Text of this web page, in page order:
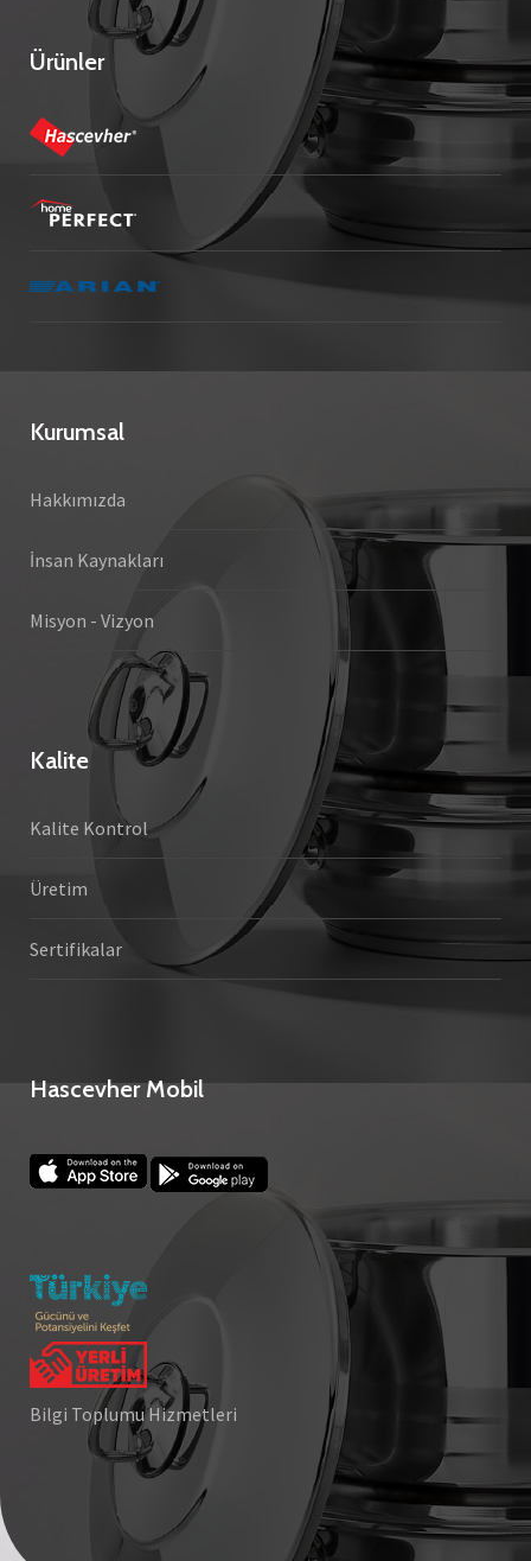
Ürünler
Kurumsal
Hakkımızda
İnsan Kaynakları
Misyon - Vizyon
Kalite
Kalite Kontrol
Üretim
Sertifikalar
Hascevher Mobil
Bilgi Toplumu Hizmetleri